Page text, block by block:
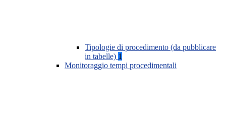
Tipologie di procedimento (da pubblicare
in tabelle) 1
Monitoraggio tempi procedimentali